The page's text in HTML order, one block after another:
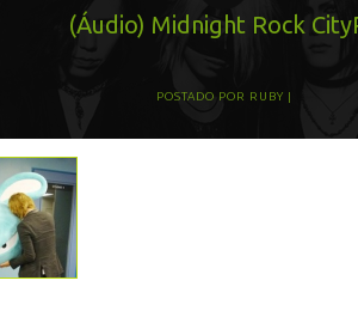
(Áudio) Midnight Rock
POSTADO POR RUBY